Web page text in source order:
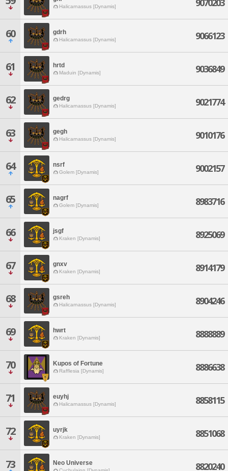
Halicarnassus [Dynamis] 9070203
60 gdrh
Halicarnassus [Dynamis] 9066123
61 hrtd
Maduin [Dynamis] 9036849
62 gedrg
Halicarnassus [Dynamis] 9021774
63 gegh
Halicarnassus [Dynamis] 9010176
64 nsrf
Golem [Dynamis] 9002157
65 nagrf
Golem [Dynamis] 8983716
66 jsgf
Kraken [Dynamis] 8925069
67 gnxv
Kraken [Dynamis] 8914179
68 gsreh
Halicarnassus [Dynamis] 8904246
69 hwrt
Kraken [Dynamis] 8888889
70 Kupos of Fortune
Rafflesia [Dynamis] 8886638
71 euyhj
Halicarnassus [Dynamis] 8858115
72 uyrjk
Kraken [Dynamis] 8851068
73 Neo Universe 8820240